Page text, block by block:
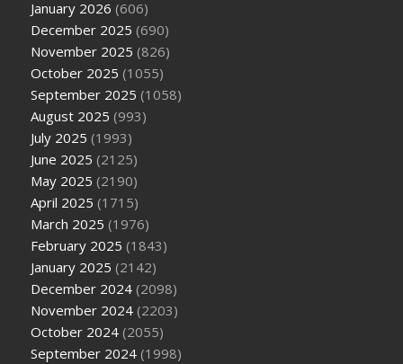
January 2026 (606)
December 2025 (690)
November 2025 (826)
October 2025 (1055)
September 2025 (1058)
August 2025 (993)
July 2025 (1993)
June 2025 (2125)
May 2025 (2190)
April 2025 (1715)
March 2025 (1976)
February 2025 (1843)
January 2025 (2142)
December 2024 (2098)
November 2024 (2203)
October 2024 (2055)
September 2024 (1998)